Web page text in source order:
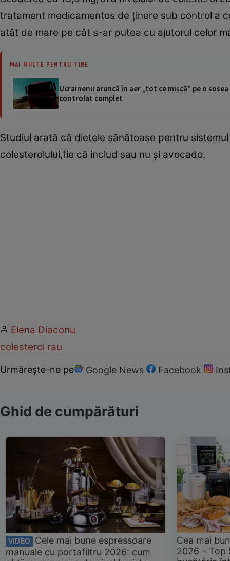
tratament medicamentos de ţinere sub control a
atât de mare pe cât s-ar putea cu ajutorul celor
MAI MULTE PENTRU TINE
Ucrainenii aruncă în aer „tot ce mișcă” pe o
controlat complet
Studiul arată că dietele sănătoase pentru
colesterolului,fie că includ sau nu şi avocado.
Elena Diaconu
colesterol rau
Urmărește-ne pe Google News Facebook
Ghid de cumpărături
VIDEO
Cele mai bune espressoare
manuale cu portafiltru 2026: cum
Cea mai
2026 –